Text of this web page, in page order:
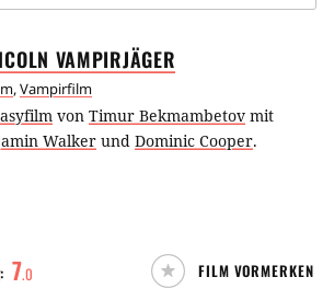
VAMPIRJÄGER
,Vampirfilm
von Timur Bekmambetov mit
Walker und Dominic Cooper.
7.0 FILM VORMERKEN